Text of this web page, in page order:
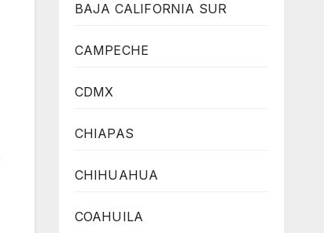
BAJA CALIFORNIA SUR
CAMPECHE
CDMX
CHIAPAS
CHIHUAHUA
COAHUILA